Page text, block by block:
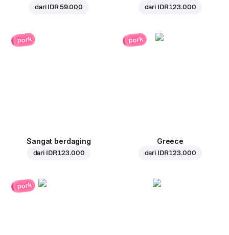
dari IDR 59.000 dari IDR 123.000
pork
Sangat berdaging
dari IDR 123.000
pork
Greece
dari IDR 123.000
pork